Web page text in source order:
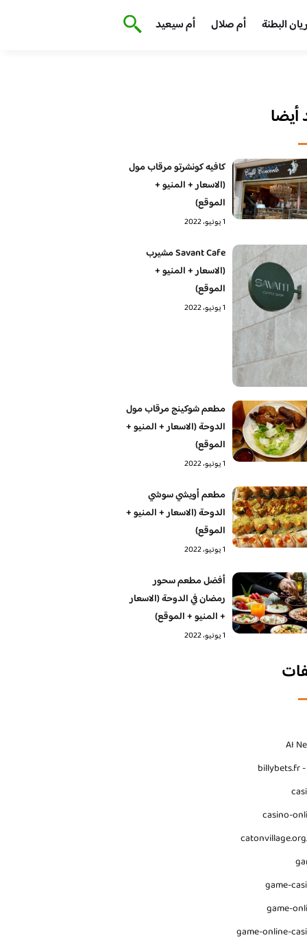
البطنة أم صلال أم سيعيد
كافيه كونشرتو مرقاب مول
(الاسعار + المنيو +
الموقع)
1 يونيو، 2022
Savant Cafe مشيرب
(الاسعار + المنيو +
الموقع)
1 يونيو، 2022
مطعم شوكينج مرقاب مول
الدوحة (الاسعار + المنيو +
الموقع)
1 يونيو، 2022
مطعم أويشي سوشي
الدوحة (الاسعار + المنيو +
الموقع)
1 يونيو، 2022
أفضل مطعم سحور
رمضان في الدوحة (الاسعار
+ المنيو + الموقع)
1 يونيو، 2022
AI
billybets.fr -
casino-
game-
game-
game-online-